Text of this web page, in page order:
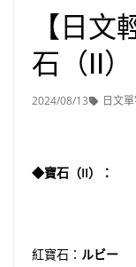
【日
石（II）
2024/08/13 日文
◆寶石（II）：
紅寶石： ルビー